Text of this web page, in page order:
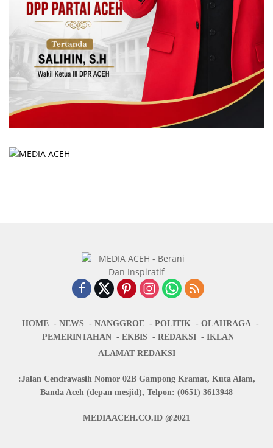
HOME NEWS NANGGROE POLITIK
OLAHRAGA
PEMERINTAHAN
EKBIS REDAKSI
IKLAN
ALAMAT REDAKSI
:Jalan Cendrawasih Nomor 02B Gampong Kramat, Kuta Alam,
Banda Aceh (depan mesjid), Telpon: (0651) 3613948
MEDIAACEH.CO.ID @2021